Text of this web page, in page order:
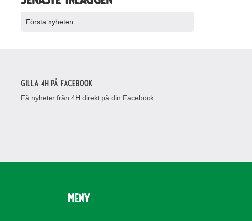
Första nyheten
Gilla 4H på Facebook
Få nyheter från 4H direkt på din Facebook.
Meny